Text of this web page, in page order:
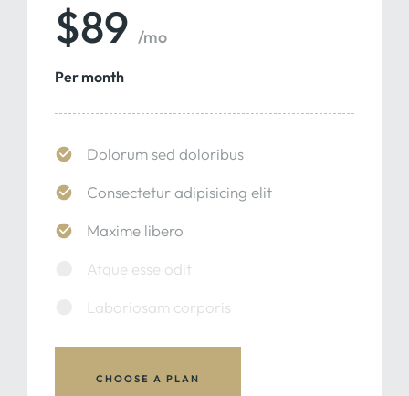
$89 /mo
Per month
Dolorum sed doloribus
Consectetur adipisicing elit
Maxime libero
Atque esse odit
Laboriosam corporis
CHOOSE A PLAN